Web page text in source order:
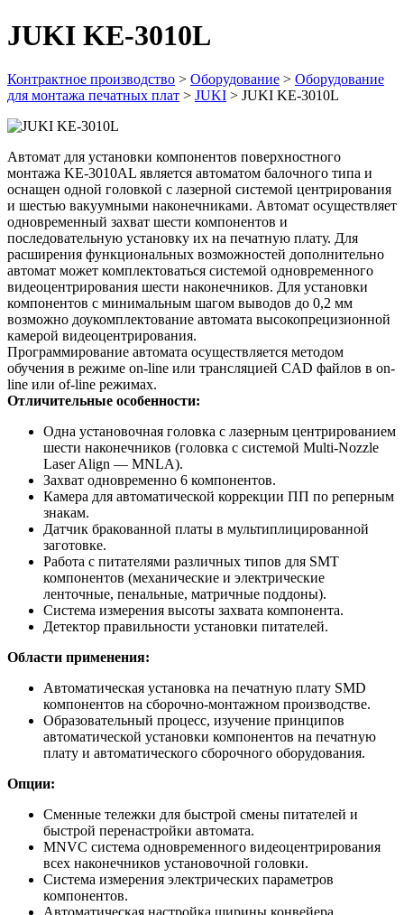
JUKI KE-3010L
Контрактное производство > Оборудование > Оборудование
для монтажа печатных плат > JUKI > JUKI KE-3010L
Автомат для установки компонентов поверхностного
монтажа KE-3010AL является автоматом балочного типа и
оснащен одной головкой с лазерной системой центрирования
и шестью вакуумными наконечниками. Автомат осуществляет
одновременный захват шести компонентов и
последовательную установку их на печатную плату. Для
расширения функциональных возможностей дополнительно
автомат может комплектоваться системой одновременного
видеоцентрирования шести наконечников. Для установки
компонентов с минимальным шагом выводов до 0,2 мм
возможно доукомплектование автомата высокопрецизионной
камерой видеоцентрирования.
Программирование автомата осуществляется методом
обучения в режиме on-line или трансляцией CAD файлов в on-
line или of-line режимах.
Отличительные особенности:
Одна установочная головка с лазерным центрированием
шести наконечников (головка с системой Multi-Nozzle
Laser Align — MNLA).
Захват одновременно 6 компонентов.
Камера для автоматической коррекции ПП по реперным
знакам.
Датчик бракованной платы в мультиплицированной
заготовке.
Работа с питателями различных типов для SMT
компонентов (механические и электрические
ленточные, пенальные, матричные поддоны).
Система измерения высоты захвата компонента.
Детектор правильности установки питателей.
Области применения:
Автоматическая установка на печатную плату SMD
компонентов на сборочно-монтажном производстве.
Образовательный процесс, изучение принципов
автоматической установки компонентов на печатную
плату и автоматического сборочного оборудования.
Опции:
Сменные тележки для быстрой смены питателей и
быстрой перенастройки автомата.
MNVC система одновременного видеоцентрирования
всех наконечников установочной головки.
Система измерения электрических параметров
компонентов.